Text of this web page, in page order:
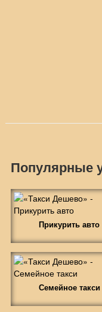
Популярные
Прикурить авто
Семейное такси